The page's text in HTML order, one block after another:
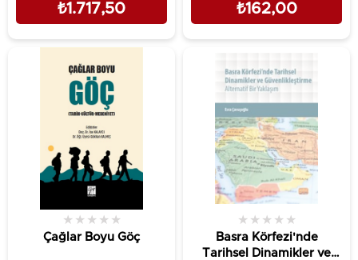
₺1.717,50 ₺162,00
Çağlar Boyu Göç
★ ★ ★ ★ ★
Basra Körfezi'nde
Tarihsel Dinamikler ve
★ ★ ★ ★ ★